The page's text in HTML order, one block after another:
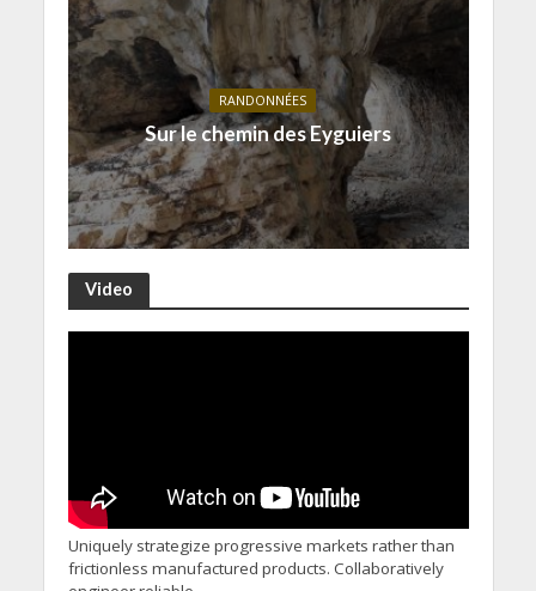
RANDONNÉES
Sur le chemin des Eyguiers
Video
Uniquely strategize progressive markets rather than
frictionless manufactured products. Collaboratively